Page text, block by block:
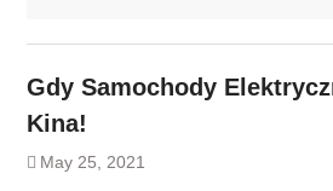
Gdy Samochody
Kina!
May 25, 2021